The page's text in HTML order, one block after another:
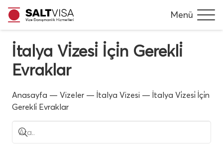
Menü
İtalya Vi̇zesi̇ İçi̇n Gerekli̇
Evraklar
Anasayfa — Vizeler — İtalya Vizesi — İtalya Vi̇zesi̇ İçi̇n
Gerekli̇ Evraklar